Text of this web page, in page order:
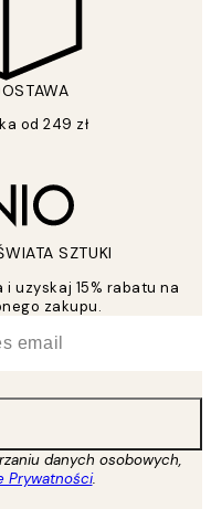
od 249 zł
SZTUKI
uzyskaj 15% rabatu na
zakupu.
danych osobowych,
Prywatności.